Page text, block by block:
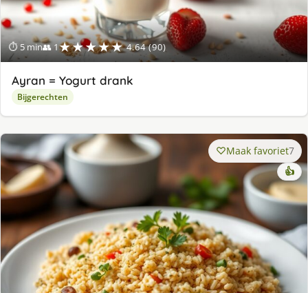
⏱ 5 min👥 1★★★★★ 4.64 (90)
Ayran = Yogurt drank
Bijgerechten
Maak favoriet7
👍